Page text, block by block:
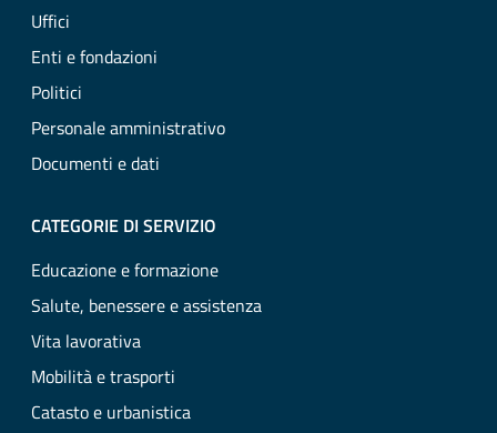
Uffici
Enti e fondazioni
Politici
Personale amministrativo
Documenti e dati
CATEGORIE DI SERVIZIO
Educazione e formazione
Salute, benessere e assistenza
Vita lavorativa
Mobilità e trasporti
Catasto e urbanistica